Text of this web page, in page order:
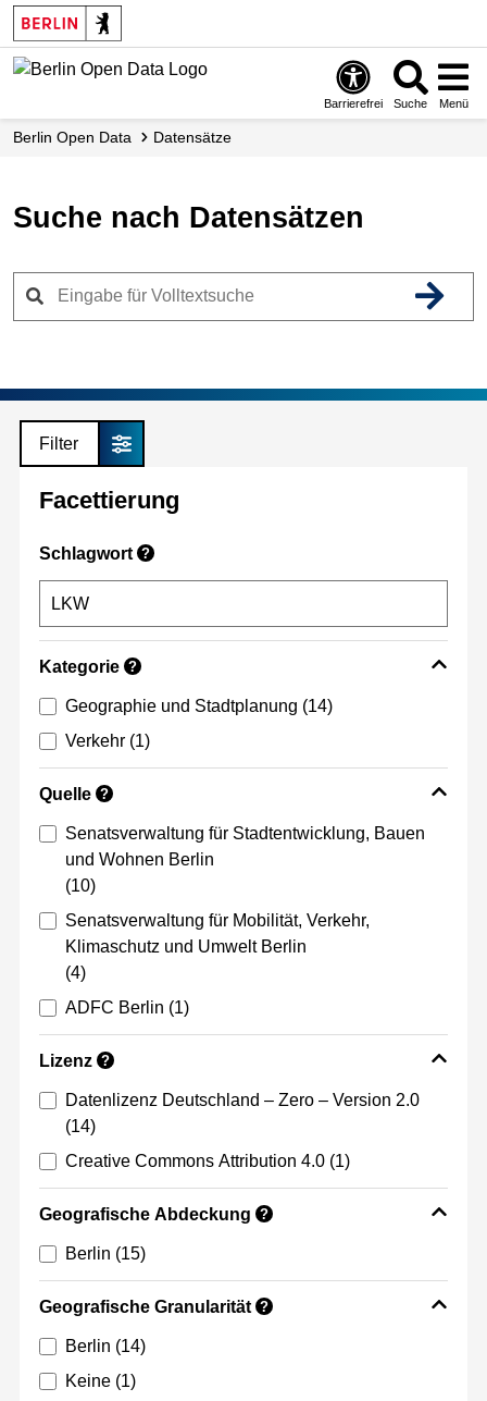
Skip
to
main
Barrierefrei Suche Menü
Berlin Open Data Datensätze
Suche nach Datensätzen
Filter
Facettierung
Schlagwort ?
Kategorie ?
Geographie und Stadtplanung (14)
Verkehr (1)
Quelle ?
Senatsverwaltung für Stadtentwicklung, Bauen
und Wohnen Berlin
(10)
Senatsverwaltung für Mobilität, Verkehr,
Klimaschutz und Umwelt Berlin
(4)
ADFC Berlin (1)
Lizenz ?
Datenlizenz Deutschland – Zero – Version 2.0
(14)
Creative Commons Attribution 4.0 (1)
Geografische Abdeckung ?
Berlin (15)
Geografische Granularität ?
Berlin (14)
Keine (1)